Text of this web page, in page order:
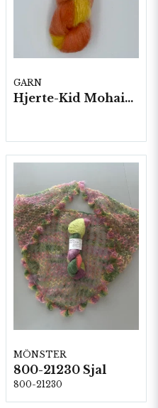
GARN
Hjerte-Kid Mohair, 5 härvor a50 g./fp.
MÖNSTER
800-21230 Sjal
800-21230